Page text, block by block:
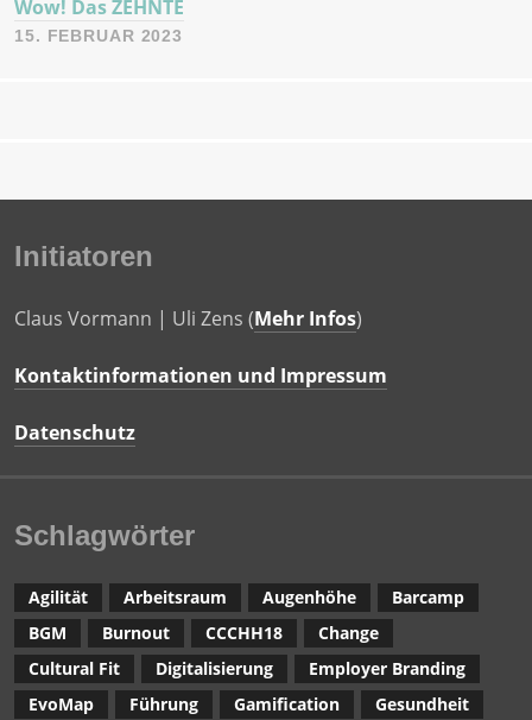
Wow! Das ZEHNTE
15. FEBRUAR 2023
Initiatoren
Claus Vormann | Uli Zens (Mehr Infos)
Kontaktinformationen und Impressum
Datenschutz
Schlagwörter
Agilität Arbeitsraum Augenhöhe
Barcamp
BGM
Burnout CCCHH18
Change
Cultural Fit
Digitalisierung
Employer Branding
EvoMap
Führung Gamification Gesundheit